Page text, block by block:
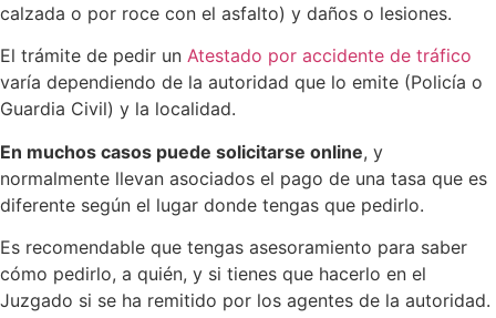
calzada o por roce con el asfalto) y daños o lesiones.
El trámite de pedir un Atestado por accidente de tráfico
varía dependiendo de la autoridad que lo emite (Policía o
Guardia Civil) y la localidad.
En muchos casos puede solicitarse online, y
normalmente llevan asociados el pago de una tasa que es
diferente según el lugar donde tengas que pedirlo.
Es recomendable que tengas asesoramiento para saber
cómo pedirlo, a quién, y si tienes que hacerlo en el
Juzgado si se ha remitido por los agentes de la autoridad.